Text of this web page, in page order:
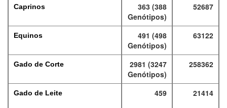
Caprinos
363 (388
Genótipos)
52687
Equinos
491 (498
Genótipos)
63122
Gado de Corte
2981 (3247
Genótipos)
258362
Gado de Leite 459 21414